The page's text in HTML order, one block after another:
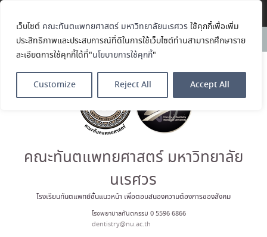
เว็บไซต์ คณะทันตแพทยศาสตร์ มหาวิทยาลัยนเรศวร ใช้คุกกี้เพื่อเพิ่ม
ประสิทธิภาพและประสบการณ์ที่ดีในการใช้เว็บไซต์ท่านสามารถศึกษาราย
ละเอียดการใช้คุกกี้ได้ที่"นโยบายการใช้คุกกี้"
Customize Reject All Accept All
News:
คณะทันตแพทยศาสตร์
มหาวิทยาลัยนเรศวร ร่วมออกบูธ
ประชาสัมพันธ์ หลักสูตรทันตแพทย
ประกาศนียบัตรผู้ช่วยทันตแพทย์
ในโครงการ Open House 2026
ตน ค้นหาตัวเอง
ประกาศคณะทันตแพทยศาสตร์
มหาวิทยาลัยนเรศวร เรื่อง ผู้ผ่าน
การสอบแข่งขันเข้าเป็นพนักงาน
ราชการ (เงินรายได้) ตำแหน่ง ผู้
ประมวลภาพบรรยากาศกิจกรรม
Dent Connect Board Game
2569 ณ คณะทันแพทยศาสตร์
คณะทันตแพทยศาสตร์ มหาวิทยาลัย
นเรศวร
โรงเรียนทันตแพทย์ชั้นแนวหน้า เพื่อตอบสนองความต้องการของสังคม
โรงพยาบาลทันตกรรม 0 5596 6866
dentistry@nu.ac.th